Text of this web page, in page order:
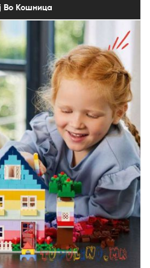
Во Кошница